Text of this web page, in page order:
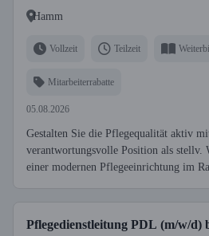
Hamm
Vollzeit Teilzeit
Mitarbeiterrabatte
05.08.2026
Gestalten Sie die Pflegequalität aktiv
verantwortungsvolle Position als stellv.
einer modernen Pflegeeinrichtung im
Pflegedienstleitung PDL (m/w/d)